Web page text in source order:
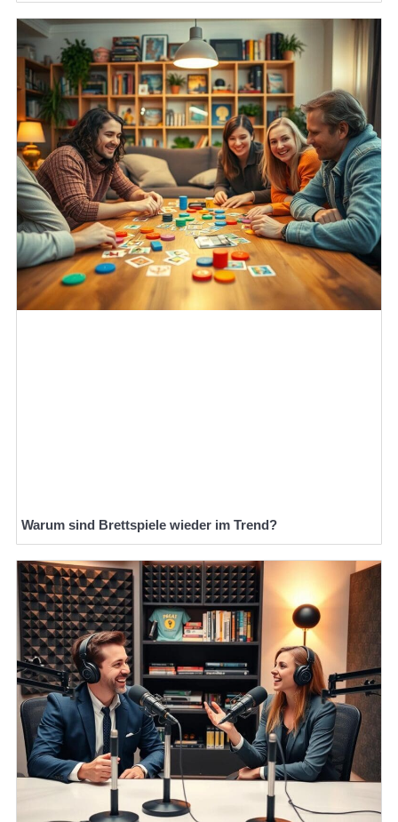
Warum sind Brettspiele wieder im Trend?